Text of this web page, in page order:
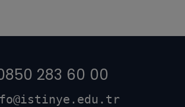
283 60 00